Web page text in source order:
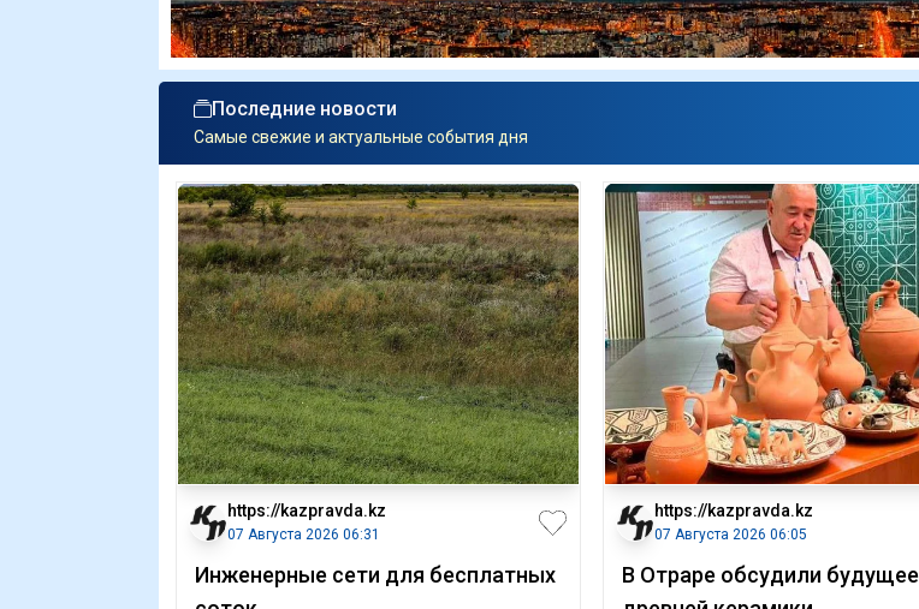
Последние новости
Самые свежие и актуальные события дня
https://kazpravda.kz
07 Августа 2026 06:31
Инженерные сети для бесплатных
https://kazpravda.kz
07 Августа 2026 06:05
В Отраре обсудили будущее